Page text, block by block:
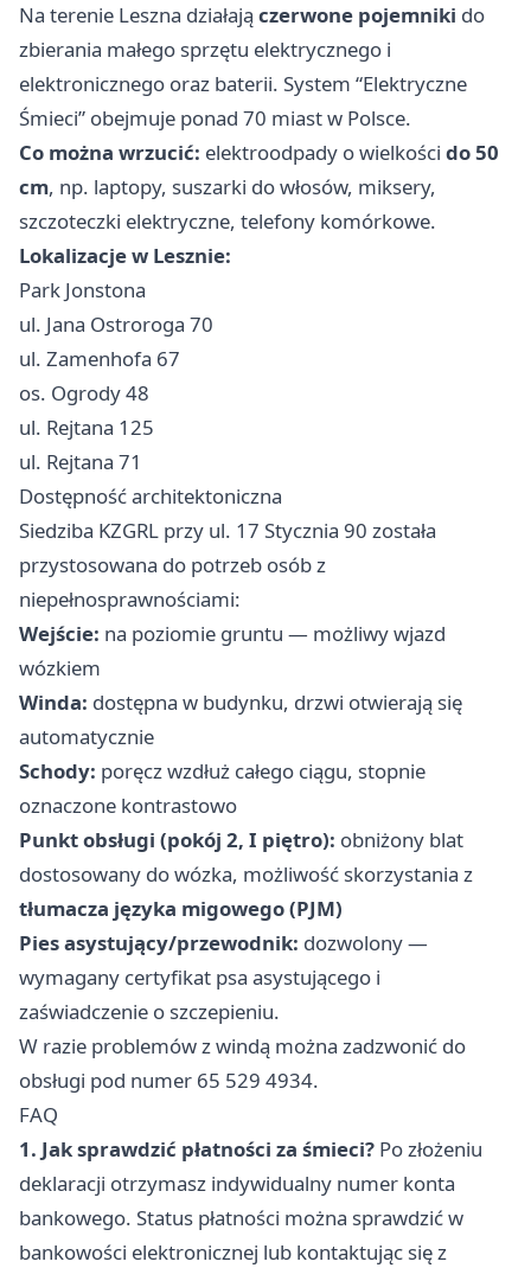
Na terenie Leszna działają czerwone pojemniki do
zbierania małego sprzętu elektrycznego i
elektronicznego oraz baterii. System “Elektryczne
Śmieci” obejmuje ponad 70 miast w Polsce.
Co można wrzucić: elektroodpady o wielkości do 50
cm, np. laptopy, suszarki do włosów, miksery,
szczoteczki elektryczne, telefony komórkowe.
Lokalizacje w Lesznie:
Park Jonstona
ul. Jana Ostroroga 70
ul. Zamenhofa 67
os. Ogrody 48
ul. Rejtana 125
ul. Rejtana 71
Dostępność architektoniczna
Siedziba KZGRL przy ul. 17 Stycznia 90 została
przystosowana do potrzeb osób z
niepełnosprawnościami:
Wejście: na poziomie gruntu — możliwy wjazd
wózkiem
Winda: dostępna w budynku, drzwi otwierają się
automatycznie
Schody: poręcz wzdłuż całego ciągu, stopnie
oznaczone kontrastowo
Punkt obsługi (pokój 2, I piętro): obniżony blat
dostosowany do wózka, możliwość skorzystania z
tłumacza języka migowego (PJM)
Pies asystujący/przewodnik: dozwolony —
wymagany certyfikat psa asystującego i
zaświadczenie o szczepieniu.
W razie problemów z windą można zadzwonić do
obsługi pod numer 65 529 4934.
FAQ
1. Jak sprawdzić płatności za śmieci? Po złożeniu
deklaracji otrzymasz indywidualny numer konta
bankowego. Status płatności można sprawdzić w
bankowości elektronicznej lub kontaktując się z